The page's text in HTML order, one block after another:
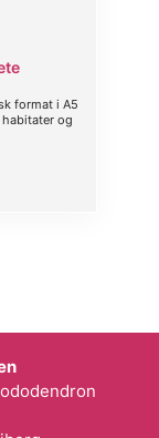
format i A5
og